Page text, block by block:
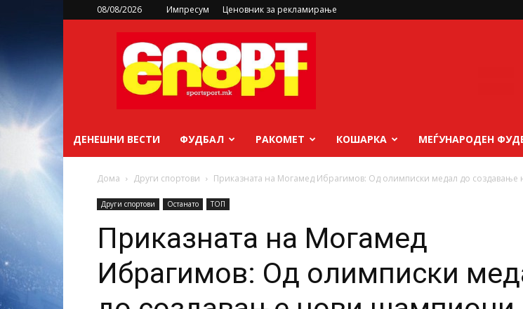
08/08/2026 Импресум Ценовник за рекламирање
sportsport.mk
ДЕНЕШНИ ВЕСТИ ФУДБАЛ РАКОМЕТ КОШАРКА МЕЃУНАРОДЕН
Дома Други спортови Приказната на Могамед Ибрагимов: Од олимписки медал до
Други спортови Останато ТОП
Приказната на Могамед
Ибрагимов: Од олимписки